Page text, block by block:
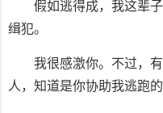
假如逃得成，我这辈
缉犯。
我很感激你。不过，
人，知道是你协助我逃跑的